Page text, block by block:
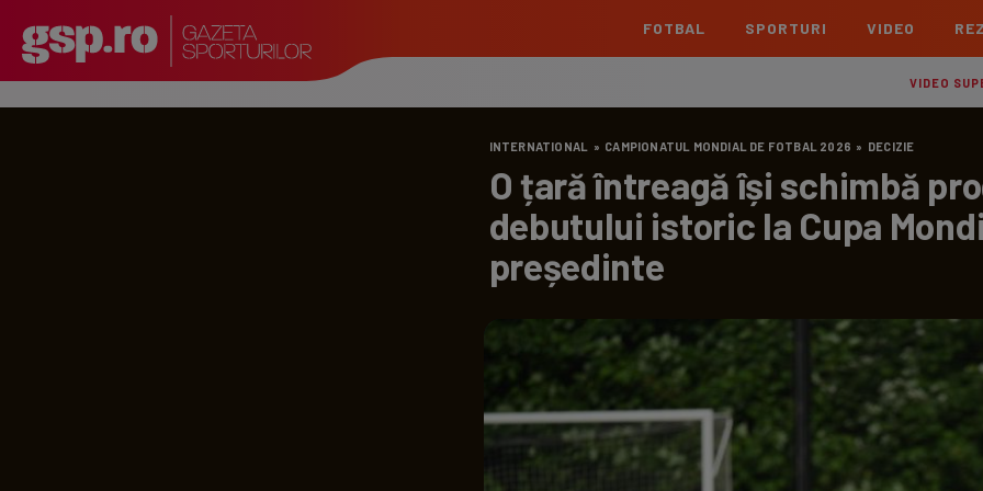
FOTBAL
Echipe Meciuri Clasament
Liga 2
Echipe Meciuri Clasament
TOATE ȘTIRILE
Echipe
La
SPORTURI VIDEO
VIDEO
INTERNATIONAL » CAMPIONATUL MONDIAL DE FOTBAL 2026 » DECIZIE
O țară întreagă își schimbă
debutului istoric la Cupa
președinte